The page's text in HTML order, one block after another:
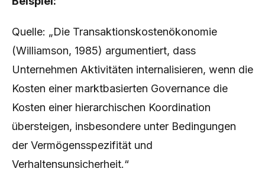
Quelle: „Die Transaktionskostenökonomie
(Williamson, 1985) argumentiert, dass
Unternehmen Aktivitäten internalisieren, wenn die
Kosten einer marktbasierten Governance die
Kosten einer hierarchischen Koordination
übersteigen, insbesondere unter Bedingungen
der Vermögensspezifität und
Verhaltensunsicherheit.“